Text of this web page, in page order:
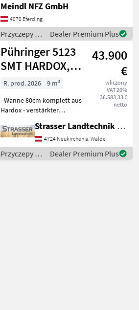
pneumatyczny z
regulatorem siły
hamowania, Hamulec:
Hamulec pneumatyczny,
Wysuwany
Meindl NFZ GmbH
4070 Eferding
Przyczepy /
Sonstige
Dealer Premium Plus
Pühringer 5123
SMT HARDOX,
20t
43.900
€
wliczony
VAT 20%
36.583,33 €
netto
R. prod. 2026
9 m³
- Wanne 80cm komplett aus
Hardox - verstärkter
doppelter Anzahl an
Versteifungen unten -
Schotterklappe 400mm
(Pendelbordwand oben mit
Strasser Landtechnik GmbH
4724 Neukirchen a. Walde
Przyczepy /
Pühringer
Dealer Premium Plus